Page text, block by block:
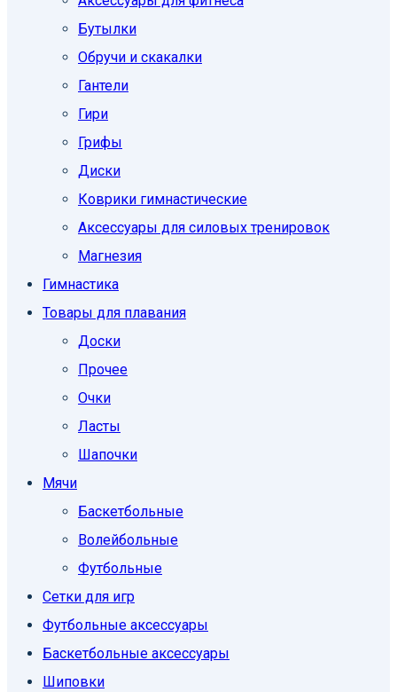
Бутылки
Обручи и скакалки
Гантели
Гири
Грифы
Диски
Коврики гимнастические
Аксессуары для силовых тренировок
Магнезия
Гимнастика
Товары для плавания
Доски
Прочее
Очки
Ласты
Шапочки
Мячи
Баскетбольные
Волейбольные
Футбольные
Сетки для игр
Футбольные аксессуары
Баскетбольные аксессуары
Шиповки